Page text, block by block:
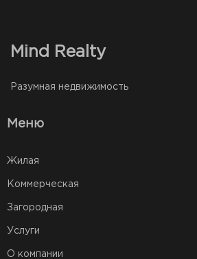
Mind Realty
Разумная недвижимость
Меню
Жилая
Коммерческая
Загородная
Услуги
О компании